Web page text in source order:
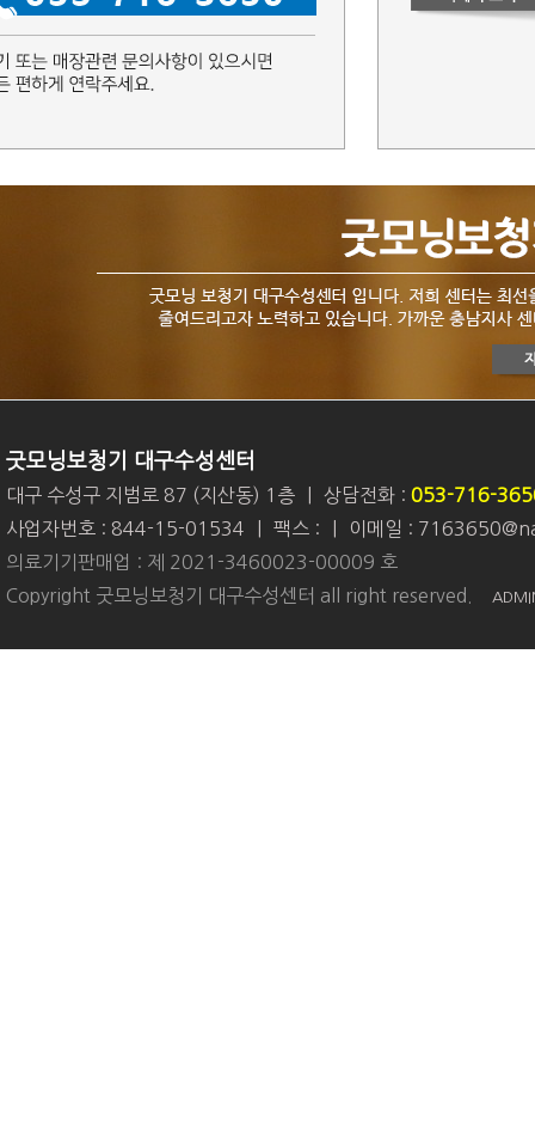
굿모닝보청기 대구수성센터
대구 수성구 지범로 87 (지산동) 1층 상담전화 : 053-716-
사업자번호 : 844-15-01534
팩스 :
이메일 :
의료기기판매업 : 제 2021-3460023-00009 호
Copyright 굿모닝보청기 대구수성센터 all right reserved.